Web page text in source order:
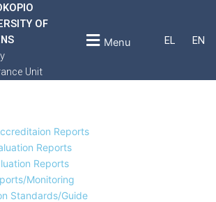
OF
Unit
EL EN
Menu
Reports
Reports
Reports
Monitoring
Standards/Guide